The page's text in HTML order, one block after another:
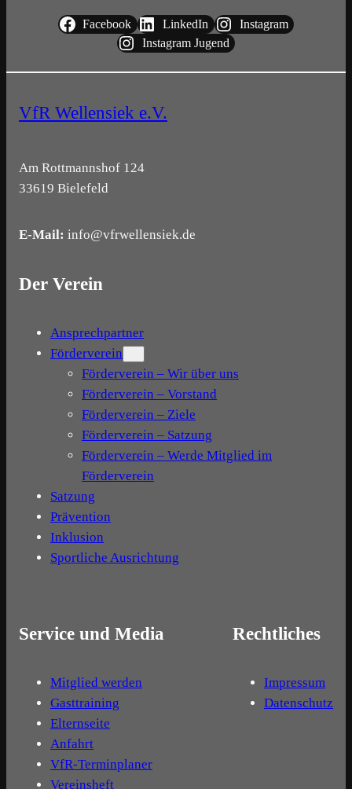
Facebook LinkedIn
Instagram
Instagram Jugend
VfR Wellensiek e.V.
Am Rottmannshof 124
33619 Bielefeld
E-Mail: info@vfrwellensiek.de
Der Verein
Ansprechpartner
Förderverein
Förderverein – Wir über uns
Förderverein – Vorstand
Förderverein – Ziele
Förderverein – Satzung
Förderverein – Werde Mitglied im
Förderverein
Satzung
Prävention
Inklusion
Sportliche Ausrichtung
Service und Media
Mitglied werden
Gasttraining
Elternseite
Anfahrt
VfR-Terminplaner
Vereinsheft
Rechtliches
Impressum
Datenschutz